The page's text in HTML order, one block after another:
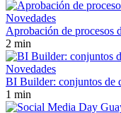
Novedades
Aprobación de procesos
2 min
Novedades
BI Builder: conjuntos de
1 min